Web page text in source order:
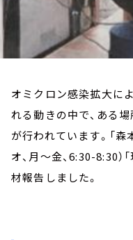
オミクロン感染拡大に
れる動きの中で、ある
が行われています。「森
オ、月～金、6:30-8:30
材報告しました。